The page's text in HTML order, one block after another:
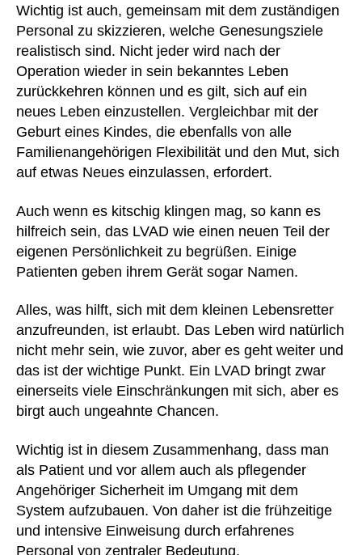
Wichtig ist auch, gemeinsam mit dem zuständigen
Personal zu skizzieren, welche Genesungsziele
realistisch sind. Nicht jeder wird nach der
Operation wieder in sein bekanntes Leben
zurückkehren können und es gilt, sich auf ein
neues Leben einzustellen. Vergleichbar mit der
Geburt eines Kindes, die ebenfalls von alle
Familienangehörigen Flexibilität und den Mut, sich
auf etwas Neues einzulassen, erfordert.
Auch wenn es kitschig klingen mag, so kann es
hilfreich sein, das LVAD wie einen neuen Teil der
eigenen Persönlichkeit zu begrüßen. Einige
Patienten geben ihrem Gerät sogar Namen.
Alles, was hilft, sich mit dem kleinen Lebensretter
anzufreunden, ist erlaubt. Das Leben wird natürlich
nicht mehr sein, wie zuvor, aber es geht weiter und
das ist der wichtige Punkt. Ein LVAD bringt zwar
einerseits viele Einschränkungen mit sich, aber es
birgt auch ungeahnte Chancen.
Wichtig ist in diesem Zusammenhang, dass man
als Patient und vor allem auch als pflegender
Angehöriger Sicherheit im Umgang mit dem
System aufzubauen. Von daher ist die frühzeitige
und intensive Einweisung durch erfahrenes
Personal von zentraler Bedeutung.